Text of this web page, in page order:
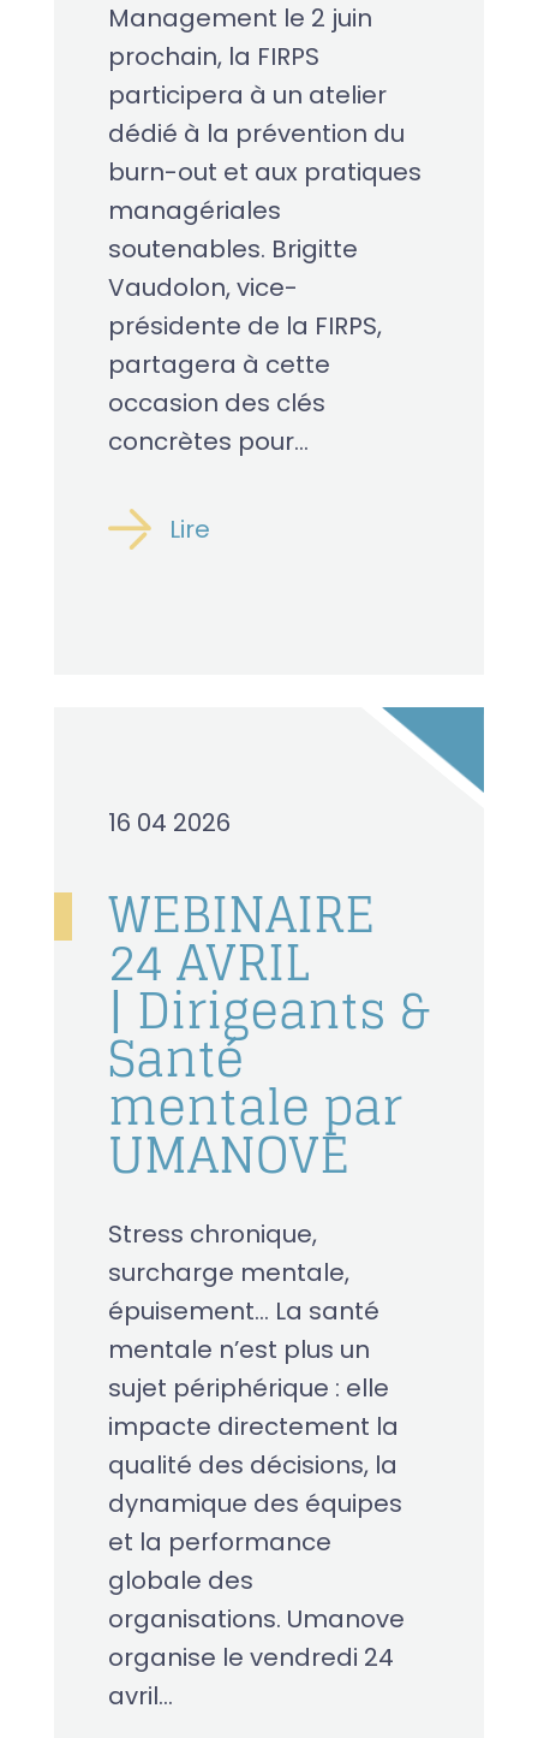
Management le 2 juin
prochain, la FIRPS
participera à un atelier
dédié à la prévention du
burn-out et aux pratiques
managériales
soutenables. Brigitte
Vaudolon, vice-
présidente de la FIRPS,
partagera à cette
occasion des clés
concrètes pour...
Lire
16 04 2026
WEBINAIRE
24 AVRIL
| Dirigeants &
Santé
mentale par
UMANOVE
Stress chronique,
surcharge mentale,
épuisement… La santé
mentale n’est plus un
sujet périphérique : elle
impacte directement la
qualité des décisions, la
dynamique des équipes
et la performance
globale des
organisations. Umanove
organise le vendredi 24
avril...